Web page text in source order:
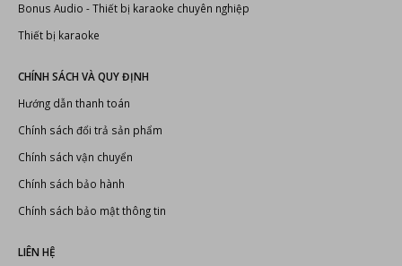
Bonus Audio -Thiết bị karaoke chuyên nghiệp
Thiết bị karaoke
CHÍNH SÁCH VÀ QUY ĐỊNH
Hướng dẫn thanh toán
Chính sách đổi trả sản phẩm
Chính sách vận chuyển
Chính sách bảo hành
Chính sách bảo mật thông tin
LIÊN HỆ